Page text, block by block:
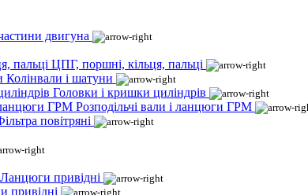
двигуна
ЦПГ, поршні, кільця, пальці
Колінвали і шатуни
Головки і кришки циліндрів
Розподільчі вали і ланцюги ГРМ
повітряні
Ланцюги привідні
привідні